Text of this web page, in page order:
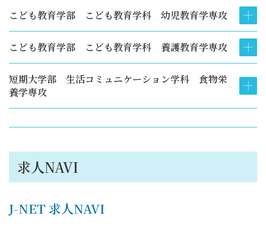
こども教育学部 こども教育学科 幼児教育学専攻
こども教育学部 こども教育学科 養護教育学専攻
短期大学部 生活コミュニケーション学科 食物栄
養学専攻
求人NAVI
J-NET 求人NAVI